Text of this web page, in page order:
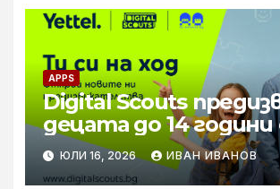
APPS
Digital Scouts
децата до 14 години
онлайн игра
ЮЛИ 16, 2026 ИВАН ИВАНОВ